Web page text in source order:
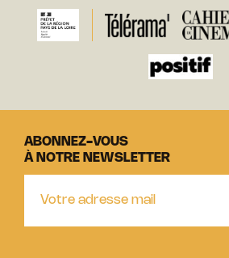
ABONNEZ-VOUS
À NOTRE NEWSLETTER